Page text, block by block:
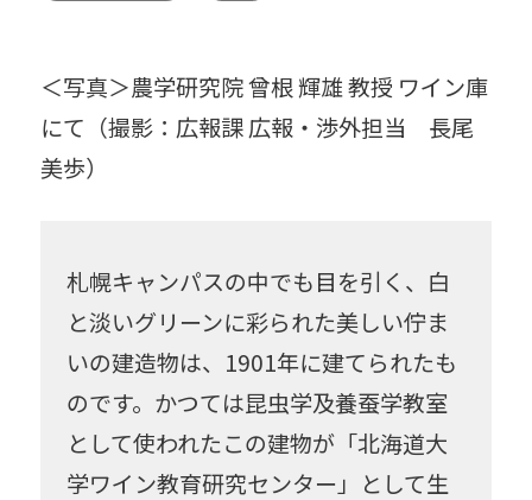
ディスティングイッシュトプロフェッサー
ノーベル賞
宇宙
化学 海
記者発表
求愛
牛 恐竜 建築
顕微鏡
考古学
昆虫 受賞
獣医学
書籍
情報科学
人獣共通感染症
＜写真＞農学研究院 曾根 輝雄 教授 ワイン庫
にて（撮影：広報課 広報・渉外担当 長尾
美歩）
札幌キャンパスの中でも目を引く、白
と淡いグリーンに彩られた美しい佇ま
いの建造物は、1901年に建てられたも
のです。かつては昆虫学及養蚕学教室
として使われたこの建物が「北海道大
学ワイン教育研究センター」として生